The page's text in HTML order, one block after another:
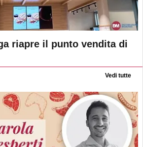
riapre il punto vendita di
Vedi tutte